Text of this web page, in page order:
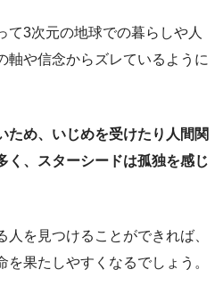
て3次元の地球での暮らしや人
軸や信念からズレているように
ため、いじめを受けたり人間関
く、スターシードは孤独を感じ
を見つけることができれば、
を果たしやすくなるでしょう。